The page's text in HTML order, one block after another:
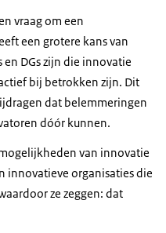
vraag om een
een grotere kans van
en DGs zijn die innovatie
bij betrokken zijn. Dit
dat belemmeringen
dóór kunnen.
van innovatie
innovatieve organisaties die
ze zeggen: dat